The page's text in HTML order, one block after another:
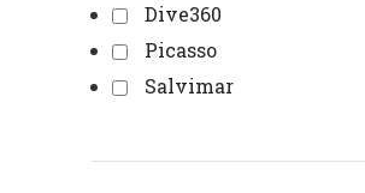
Dive360
Picasso
Salvimar